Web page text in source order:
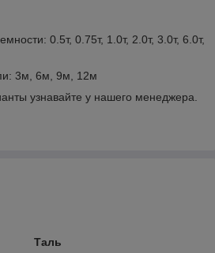
0.5т, 0.75т, 1.0т, 2.0т, 3.0т, 6.0т,
3м, 6м, 9м, 12м
узнавайте у нашего менеджера.
Таль